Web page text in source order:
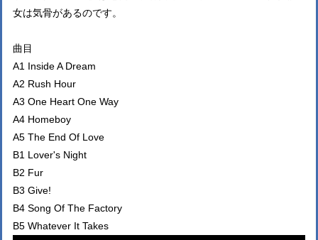
女は気骨があるのです。
曲目
A1 Inside A Dream
A2 Rush Hour
A3 One Heart One Way
A4 Homeboy
A5 The End Of Love
B1 Lover's Night
B2 Fur
B3 Give!
B4 Song Of The Factory
B5 Whatever It Takes